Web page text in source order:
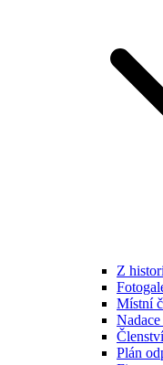
Z
Místní
Plán